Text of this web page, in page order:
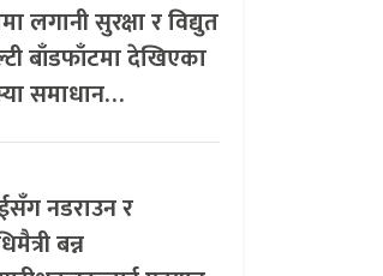
लगानी सुरक्षा र विद्युत
बाँडफाँटमा देखिएका
समाधान…
नडराउन र
बन्न